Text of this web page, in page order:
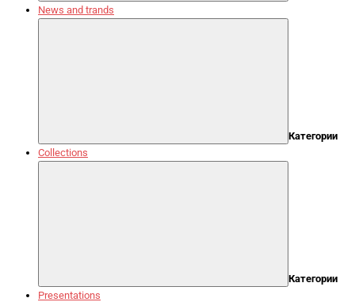
News and trands
Категории
Collections
Категории
Presentations